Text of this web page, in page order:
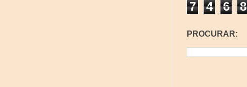
7 4 6 8
PROCURAR: